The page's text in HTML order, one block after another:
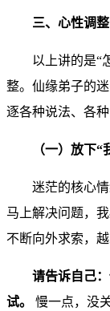
三、心性调
以上讲的是“
整。仙缘弟子的
逐各种说法、各
（一）放下
迷茫的核心
马上解决问题，
不断向外求索，
请告诉自己
试。
慢一点，没